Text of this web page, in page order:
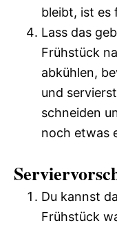
bleibt, ist es
Lass das
Frühstück
abkühlen,
und
schneiden
noch etwas
Du kannst
Frühstück